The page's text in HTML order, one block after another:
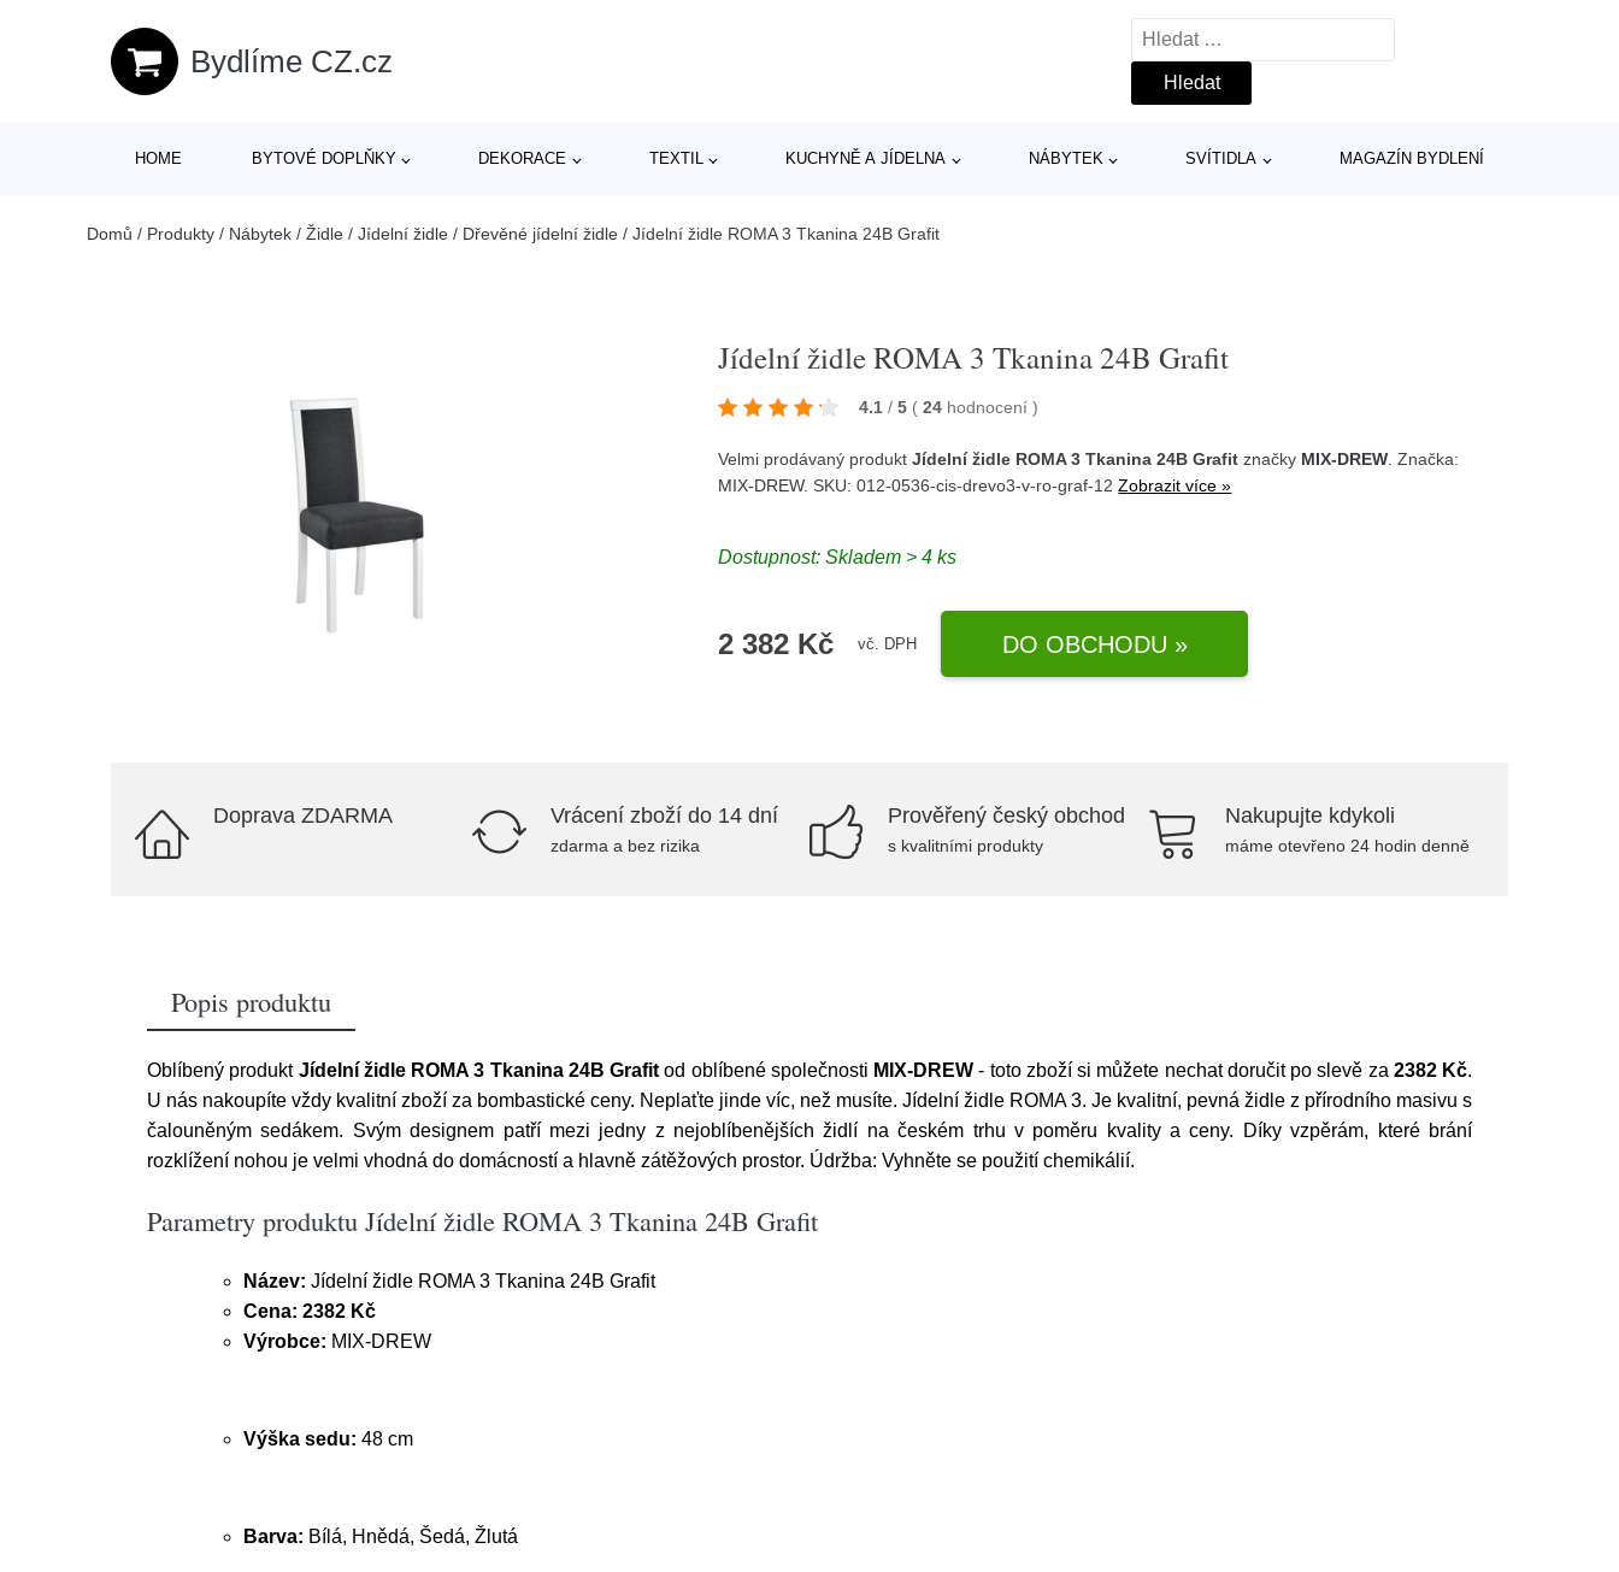
Bydlíme CZ.cz
Vyhledávání
HOME BYTOVÉ DOPLŇKY DEKORACE TEXTIL KUCHYNĚ A JÍDELNA NÁBYTEK SVÍTIDLA MAGAZÍN BYDLENÍ
Domů / Produkty / Nábytek / Židle / Jídelní židle / Dřevěné jídelní židle / Jídelní židle ROMA 3 Tkanina 24B Grafit
Jídelní židle ROMA 3 Tkanina 24B Grafit
4.1 / 5 ( 24 hodnocení)
Velmi prodávaný produktJídelní židle ROMA 3 Tkanina 24B Grafit značky MIX-DREW . Značka:
MIX-DREW. SKU: 012-0536-cis-drevo3-v-ro-graf-12Zobrazit více »
Dostupnost:Skladem > 4 ks
2 382 Kč vč. DPH DO OBCHODU »
Doprava ZDARMA Vrácení zboží do 14 dní
zdarma a bez rizika
Prověřený český obchod
s kvalitními produkty
Nakupujte kdykoli
máme otevřeno 24 hodin denně
Popis produktu
Oblíbený produkt Jídelní židle ROMA 3 Tkanina 24B Grafit od oblíbené společnosti MIX-DREW - toto zboží si můžete nechat doručit po slevě za 2382 Kč.
U nás nakoupíte vždy kvalitní zboží za bombastické ceny. Neplaťte jinde víc, než musíte. Jídelní židle ROMA 3. Je kvalitní, pevná židle z přírodního masivu s
čalouněným sedákem. Svým designem patří mezi jedny z nejoblíbenějších židlí na českém trhu v poměru kvality a ceny. Díky vzpěrám, které brání
rozklížení nohou je velmi vhodná do domácností a hlavně zátěžových prostor. Údržba: Vyhněte se použití chemikálií.
Parametry produktu Jídelní židle ROMA 3 Tkanina 24B Grafit
Název: Jídelní židle ROMA 3 Tkanina 24B Grafit
Cena: 2382 Kč
Výrobce: MIX-DREW
Výška sedu: 48 cm
Barva: Bílá, Hnědá, Šedá, Žlutá